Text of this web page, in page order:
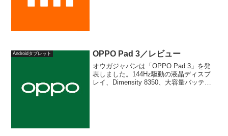
Androidタブレット OPPO Pad 3／レビュー
オウガジャパンは「OPPO Pad 3」を発
表しました。144Hz駆動の液晶ディスプ
レイ、Dimensity 8350、大容量バッテリ